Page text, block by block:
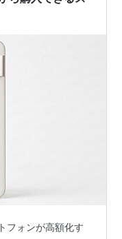
フォンが高額化す